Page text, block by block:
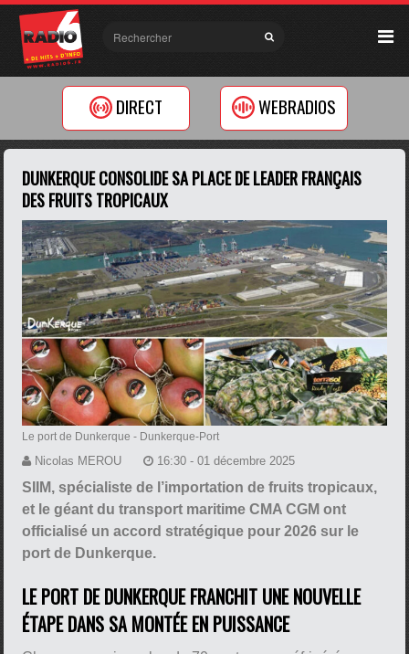
DIRECT WEBRADIOS
DUNKERQUE CONSOLIDE SA PLACE DE LEADER FRANÇAIS
DES FRUITS TROPICAUX
Le port de Dunkerque - Dunkerque-Port
Nicolas MEROU 16:30 - 01 décembre 2025
SIIM, spécialiste de l’importation de fruits tropicaux,
et le géant du transport maritime CMA CGM ont
officialisé un accord stratégique pour 2026 sur le
port de Dunkerque.
LE PORT DE DUNKERQUE FRANCHIT UNE NOUVELLE
ÉTAPE DANS SA MONTÉE EN PUISSANCE